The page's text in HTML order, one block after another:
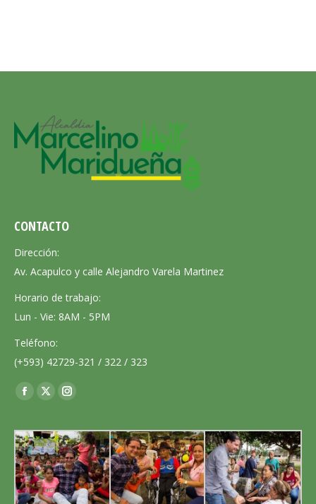
CONTACTO
Dirección:
Av. Acapulco y calle Alejandro Varela Martinez
Horario de trabajo:
Lun - Vie: 8AM - 5PM
Teléfono:
(+593) 42729-321 / 322 / 323
Encuéntranos en:
Facebook
opens
in
new
window
X
opens
in
new
window
Instagram
opens
in
new
window